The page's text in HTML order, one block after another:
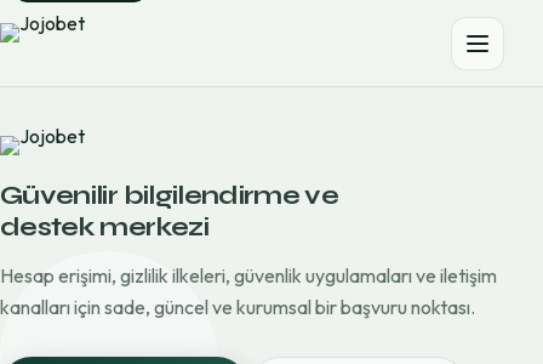
Güvenilir bilgilendirme ve
destek merkezi
Hesap erişimi, gizlilik ilkeleri, güvenlik uygulamaları ve iletişim
kanalları için sade, güncel ve kurumsal bir başvuru noktası.